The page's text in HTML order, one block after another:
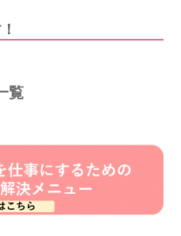
覧